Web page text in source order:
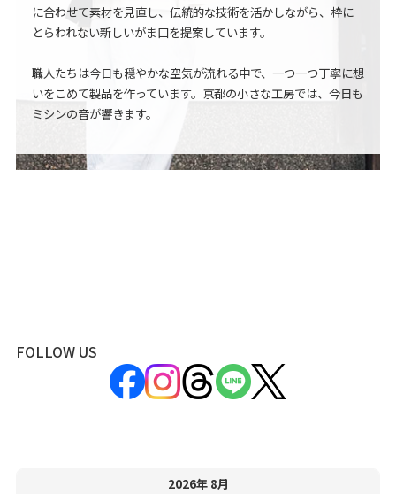
に合わせて素材を見直し、伝統的な技術を活かしながら、 枠に
とらわれない新しいがま口を提案しています。
職人たちは今日も穏やかな空気が流れる中で、 一つ一つ丁寧に想
いをこめて製品を作っています。 京都の小さな工房では、今日も
ミシンの音が響きます。
FOLLOW US
2026年 8月